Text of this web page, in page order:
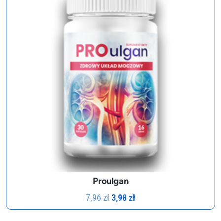
Proulgan
7,96złPierwotna
cena
3,98złAktualna
cena